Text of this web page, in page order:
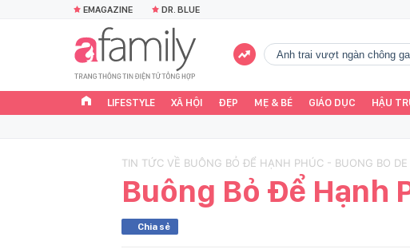
EMAGAZINE DR. BLUE
Anh trai vượt ngàn chông
LIFESTYLE XÃ HỘI ĐẸP MẸ & BÉ GIÁO DỤC HẬU
TIN TỨC VỀ BUÔNG BỎ ĐỂ HẠNH PHÚC - BUONG BO
Buông Bỏ Để Hạnh
Chia sẻ